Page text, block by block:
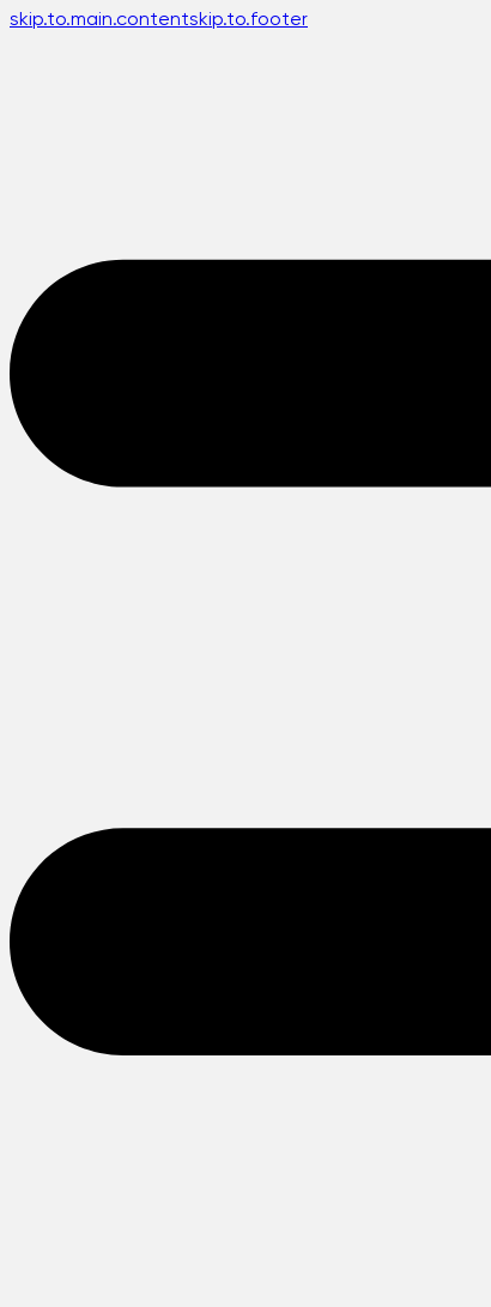
skip.to.main.contentskip.to.footer